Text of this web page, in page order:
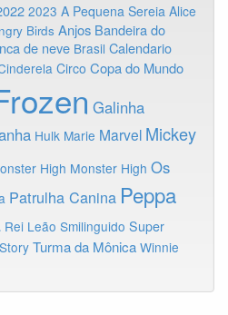
2023 A Pequena Sereia Alice
Birds Anjos Bandeira do
de neve Brasil Calendario
Circo Copa do Mundo
Galinha
Hulk Marie Marvel Mickey
High Monster High Os
Patrulha Canina Peppa
Rei Leão Smilinguido Super
Turma da Mônica Winnie